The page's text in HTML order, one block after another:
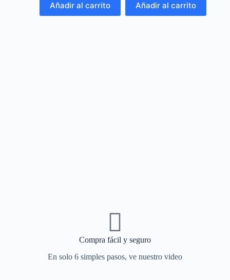
Añadir al carrito Añadir al carrito
Compra fácil y seguro
En solo 6 simples pasos, ve nuestro video